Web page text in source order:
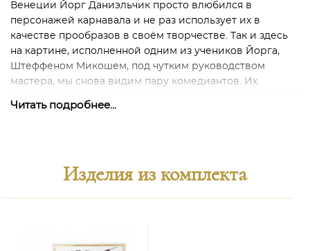
Венеции Йорг Даниэльчик просто влюбился в
персонажей карнавала и не раз использует их в
качестве прообразов в своём творчестве. Так и здесь
на картине, исполненной одним из учеников Йорга,
Штеффеном Микошем, под чутким руководством
мастера, мы снова видим пару комедиантов. Их
говорят о постоянном движении актёров, которые так
единое, они словно вытекают один из другого. Эта
Читать подробнее...
Изделия из комплекта